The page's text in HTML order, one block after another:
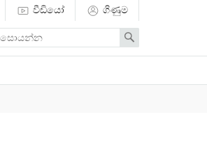
වීඩියෝ ගිණුම
Search